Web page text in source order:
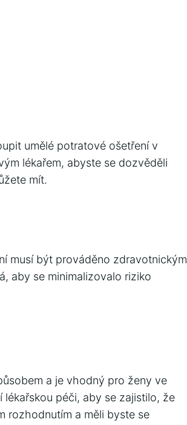
umělé potratové ošetření v
lékařem, abyste se dozvěděli
mít.
musí být prováděno zdravotnickým
aby se minimalizovalo riziko
a je vhodný pro ženy ve
péči, aby se zajistilo, že
rozhodnutím a měli byste se